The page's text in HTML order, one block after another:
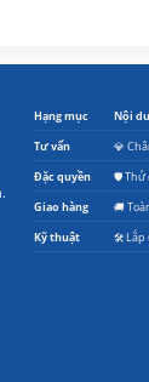
Hạng mục Nội
Tư vấn 💎
Đặc quyền 🛡️ Thử
Giao hàng 🚚
Kỹ thuật 🛠️ Lắp